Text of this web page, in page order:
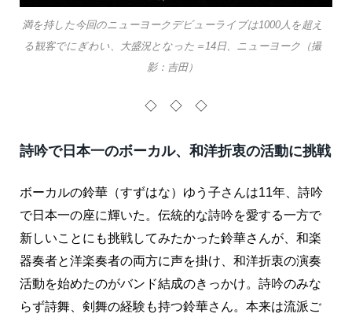
満を持した今回のニューヨークデビューライブは1000人を超え
る観客でにぎわい、大盛況となった＝14日、ニューヨーク（撮
影：吉田）
◇ ◇ ◇
詩吟で日本一のボーカル、和洋折衷の活動に挑戦
ボーカルの鈴華（すずはな）ゆう子さんは11年、詩吟
で日本一の座に輝いた。伝統的な詩吟を愛する一方で
新しいことにも挑戦してみたかった鈴華さんが、和楽
器奏者と洋楽奏者の両方に声を掛け、和洋折衷の演奏
活動を始めたのがバンド結成のきっかけ。詩吟のみな
らず詩舞、剣舞の経験も持つ鈴華さん。本来は流派ご